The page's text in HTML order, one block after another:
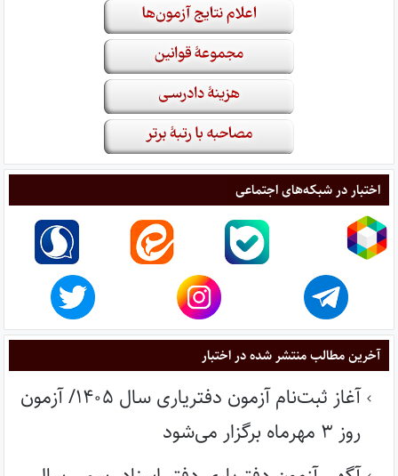
اختبار در شبکه‌های اجتماعی
آخرین مطالب منتشر شده در اختبار
آغاز ثبت‌نام آزمون دفتریاری سال ۱۴۰۵/ آزمون
روز ۳ مهرماه برگزار می‌شود